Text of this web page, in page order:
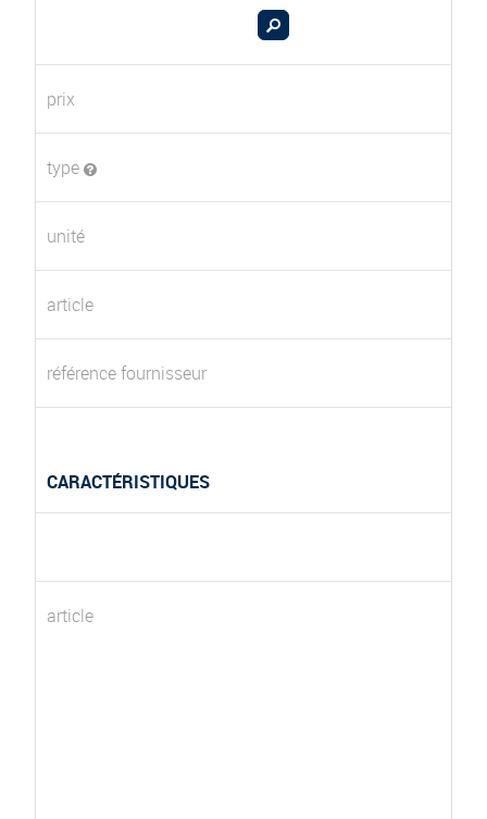
prix
type
unité
article
référence fournisseur
CARACTÉRISTIQUES
article